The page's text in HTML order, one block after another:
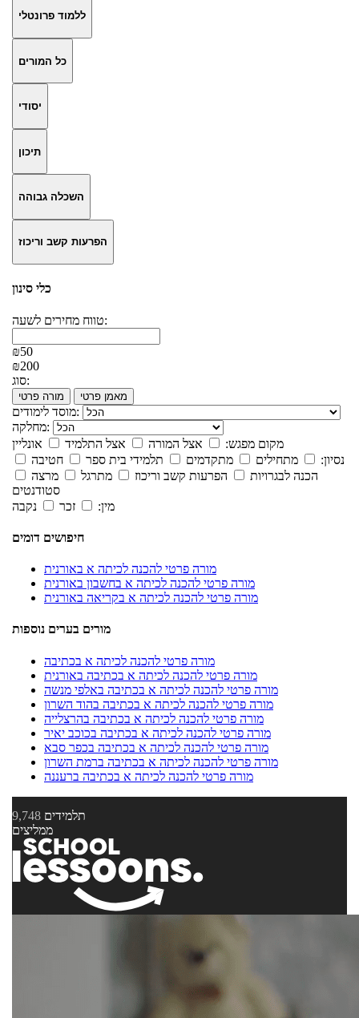
ללמוד פרונטלי
כל המורים
יסודי
תיכון
השכלה גבוהה
הפרעות קשב וריכוז
כלי סינון
טווח מחירים לשעה:
₪50
₪200
סוג:
מורה פרטי מאמן פרטי
מוסד לימודים:
מחלקה:
מקום מפגש:
אצל המורה אצל התלמיד
אונליין
נסיון:
מתחילים מתקדמים תלמידי בית ספר
חטיבה
הכנה לבגרויות
הפרעות קשב וריכוז מתרגל
מרצה
סטודנטים
מין:
זכר נקבה
חיפושים דומים
מורה פרטי להכנה לכיתה א באורנית
מורה פרטי להכנה לכיתה א בחשבון באורנית
מורה פרטי להכנה לכיתה א בקריאה באורנית
מורים בערים נוספות
מורה פרטי להכנה לכיתה א בכתיבה
מורה פרטי להכנה לכיתה א בכתיבה באורנית
מורה פרטי להכנה לכיתה א בכתיבה באלפי מנשה
מורה פרטי להכנה לכיתה א בכתיבה בהוד השרון
מורה פרטי להכנה לכיתה א בכתיבה בהרצלייה
מורה פרטי להכנה לכיתה א בכתיבה בכוכב יאיר
מורה פרטי להכנה לכיתה א בכתיבה בכפר סבא
מורה פרטי להכנה לכיתה א בכתיבה ברמת השרון
מורה פרטי להכנה לכיתה א בכתיבה ברעננה
9,748 תלמידים
ממליצים